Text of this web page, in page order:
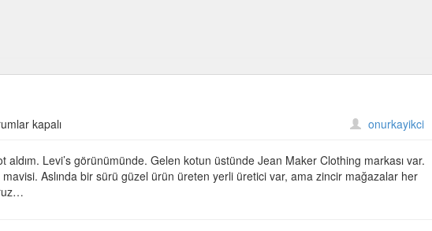
kapalı onurkayikci
Levi’s görünümünde. Gelen kotun üstünde Jean Maker Clothing markası var.
Aslında bir sürü güzel ürün üreten yerli üretici var, ama zincir mağazalar her